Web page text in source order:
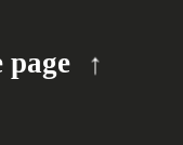
page